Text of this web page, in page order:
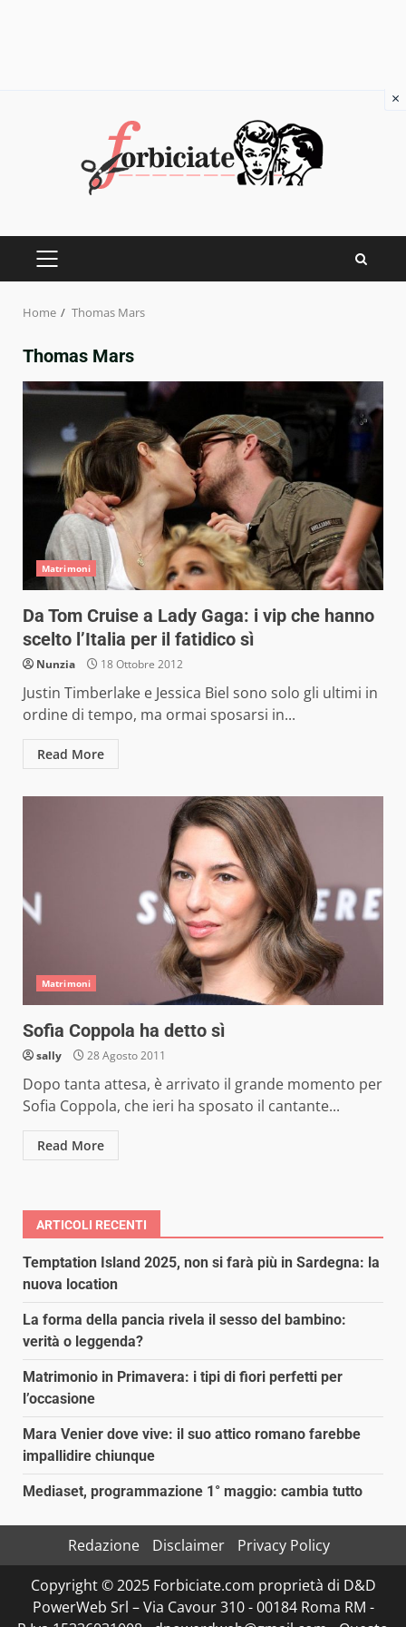
PRIMARY
Home Thomas Mars
Thomas Mars
Matrimoni
Da Tom Cruise a Lady Gaga: i vip che hanno
scelto l’Italia per il fatidico sì
Nunzia 18 Ottobre 2012
Justin Timberlake e Jessica Biel sono solo gli ultimi in
ordine di tempo, ma ormai sposarsi in...
Read More
Matrimoni
Sofia Coppola ha detto sì
sally 28 Agosto 2011
Dopo tanta attesa, è arrivato il grande momento per
Sofia Coppola, che ieri ha sposato il cantante...
Read More
ARTICOLI RECENTI
Temptation Island 2025, non si farà più in Sardegna: la
nuova location
La forma della pancia rivela il sesso del bambino:
verità o leggenda?
Matrimonio in Primavera: i tipi di fiori perfetti per
l’occasione
Mara Venier dove vive: il suo attico romano farebbe
impallidire chiunque
Mediaset, programmazione 1° maggio: cambia tutto
Redazione Disclaimer
Privacy Policy
Copyright © 2025 Forbiciate.com proprietà di D&D
PowerWeb Srl – Via Cavour 310 - 00184 Roma RM -
×